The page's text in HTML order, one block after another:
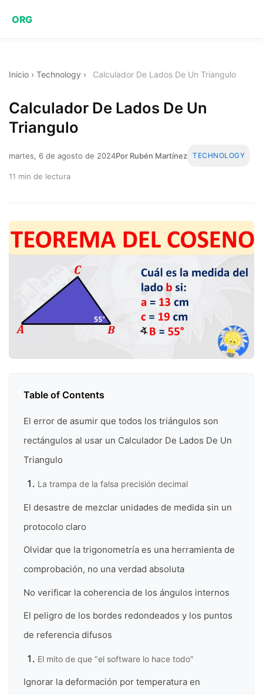
ORG
Inicio › Technology › Calculador De Lados De Un Triangulo
Calculador De Lados De Un
Triangulo
martes, 6 de agosto de 2024Por Rubén Martínez TECHNOLOGY
11 min de lectura
Table of Contents
El error de asumir que todos los triángulos son
rectángulos al usar un Calculador De Lados De Un
Triangulo
La trampa de la falsa precisión decimal
El desastre de mezclar unidades de medida sin un
protocolo claro
Olvidar que la trigonometría es una herramienta de
comprobación, no una verdad absoluta
No verificar la coherencia de los ángulos internos
El peligro de los bordes redondeados y los puntos
de referencia difusos
El mito de que "el software lo hace todo"
Ignorar la deformación por temperatura en